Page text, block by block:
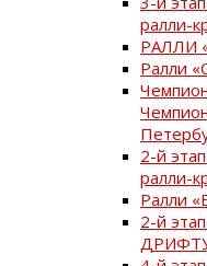
ралли-
РАЛЛИ
Ралли
2-й
ралли-
Ралли
2-й